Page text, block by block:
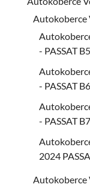
Autokoberce
- PASSAT B5
- PASSAT B6
- PASSAT B7
2024
Autokoberce